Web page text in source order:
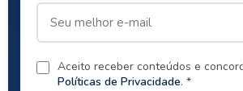
Aceito receber conteúdos e
Políticas de Privacidade. *